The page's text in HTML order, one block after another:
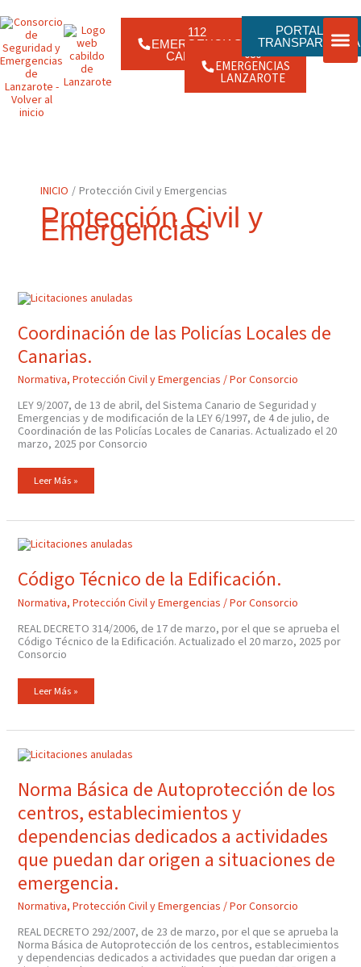
al
contenido
112
EMERGENCIAS
CANARIAS
080
EMERGENCIAS
LANZAROTE
PORTAL DE
TRANSPARENCIA
INICIO Protección Civil y Emergencias
Protección Civil y
Emergencias
Coordinación de las Policías Locales de
Canarias.
Normativa, Protección Civil y Emergencias / PorConsorcio
LEY 9/2007, de 13 de abril, del Sistema Canario de Seguridad y
Emergencias y de modificación de la LEY 6/1997, de 4 de julio, de
Coordinación de las Policías Locales de Canarias. Actualizado el 20
marzo, 2025 por Consorcio
Coordinación
De
Policías
Locales
De
Canarias.
Leer Más »
Código Técnico de la Edificación.
Normativa, Protección Civil y Emergencias / PorConsorcio
REAL DECRETO 314/2006, de 17 de marzo, por el que se aprueba el
Código Técnico de la Edificación. Actualizado el 20 marzo, 2025 por
Consorcio
Código
Técnico
La
Edificación.
Leer Más »
Norma Básica de Autoprotección de los
centros, establecimientos y
dependencias dedicados a actividades
que puedan dar origen a situaciones de
emergencia.
Normativa, Protección Civil y Emergencias / PorConsorcio
REAL DECRETO 292/2007, de 23 de marzo, por el que se aprueba la
Norma Básica de Autoprotección de los centros, establecimientos
y dependencias dedicados a actividades que puedan dar origen a
Norma
Básica
Autoprotección
De
Los
Centros,
Establecimientos
Dependencias
Dedicados
A
Actividades
Que
Puedan
Origen
Situaciones
De
Emergencia.